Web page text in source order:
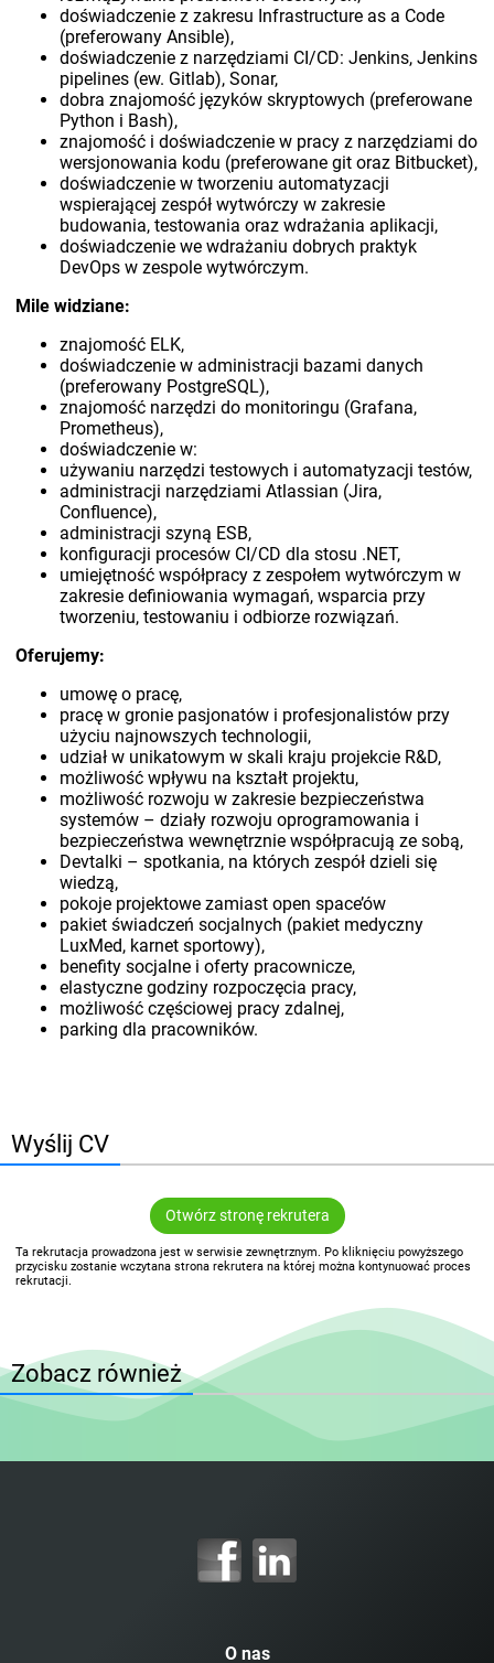
doświadczenie z zakresu Infrastructure as a Code
(preferowany Ansible),
doświadczenie z narzędziami CI/CD: Jenkins, Jenkins
pipelines (ew. Gitlab), Sonar,
dobra znajomość języków skryptowych (preferowane
Python i Bash),
znajomość i doświadczenie w pracy z narzędziami do
wersjonowania kodu (preferowane git oraz Bitbucket),
doświadczenie w tworzeniu automatyzacji
wspierającej zespół wytwórczy w zakresie
budowania, testowania oraz wdrażania aplikacji,
doświadczenie we wdrażaniu dobrych praktyk
DevOps w zespole wytwórczym.
Mile widziane:
znajomość ELK,
doświadczenie w administracji bazami danych
(preferowany PostgreSQL),
znajomość narzędzi do monitoringu (Grafana,
Prometheus),
doświadczenie w:
używaniu narzędzi testowych i automatyzacji testów,
administracji narzędziami Atlassian (Jira,
Confluence),
administracji szyną ESB,
konfiguracji procesów CI/CD dla stosu .NET,
umiejętność współpracy z zespołem wytwórczym w
zakresie definiowania wymagań, wsparcia przy
tworzeniu, testowaniu i odbiorze rozwiązań.
Oferujemy:
umowę o pracę,
pracę w gronie pasjonatów i profesjonalistów przy
użyciu najnowszych technologii,
udział w unikatowym w skali kraju projekcie R&D,
możliwość wpływu na kształt projektu,
możliwość rozwoju w zakresie bezpieczeństwa
systemów – działy rozwoju oprogramowania i
bezpieczeństwa wewnętrznie współpracują ze sobą,
Devtalki – spotkania, na których zespół dzieli się
wiedzą,
pokoje projektowe zamiast open space’ów
pakiet świadczeń socjalnych (pakiet medyczny
LuxMed, karnet sportowy),
benefity socjalne i oferty pracownicze,
elastyczne godziny rozpoczęcia pracy,
możliwość częściowej pracy zdalnej,
parking dla pracowników.
Wyślij CV
Otwórz stronę rekrutera
Ta rekrutacja prowadzona jest w serwisie zewnętrznym. Po kliknięciu powyższego
przycisku zostanie wczytana strona rekrutera na której można kontynuować proces
rekrutacji.
Zobacz również
O nas